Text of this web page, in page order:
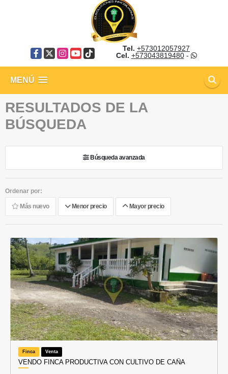
Facebook
X Instagram
YouTube
TikTok
Tel. +573012057927
Cel. +573043819480-
MENÚ
RESULTADOS DE LA
BÚSQUEDA
Búsqueda avanzada
Ordenar por:
Más nuevo Menor precio Mayor precio
Finca Venta
VENDO FINCA PRODUCTIVA CON CULTIVO DE CAÑA